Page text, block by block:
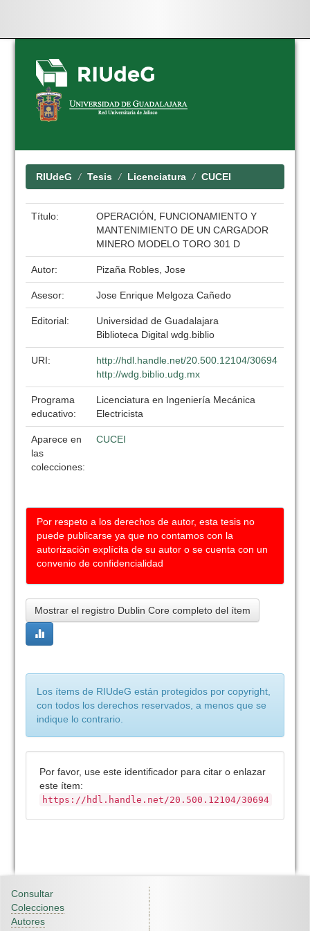
Skip
navigation
RIUdeG Tesis Licenciatura CUCEI
Título:
OPERACIÓN, FUNCIONAMIENTO Y
MANTENIMIENTO DE UN CARGADOR
MINERO MODELO TORO 301 D
Autor: Pizaña Robles, Jose
Asesor: Jose Enrique Melgoza Cañedo
Editorial:
Universidad de Guadalajara
Biblioteca Digital wdg.biblio
URI:
http://hdl.handle.net/20.500.12104/30694
http://wdg.biblio.udg.mx
Programa
educativo:
Licenciatura en Ingeniería Mecánica
Electricista
Aparece en
las
colecciones:
CUCEI
Por respeto a los derechos de autor, esta tesis no
puede publicarse ya que no contamos con la
autorización explícita de su autor o se cuenta con un
convenio de confidencialidad
Mostrar el registro Dublin Core completo del ítem
Los ítems de RIUdeG están protegidos por copyright,
con todos los derechos reservados, a menos que se
indique lo contrario.
Por favor, use este identificador para citar o enlazar
este ítem:
https://hdl.handle.net/20.500.12104/30694
Consultar
Colecciones
Autores